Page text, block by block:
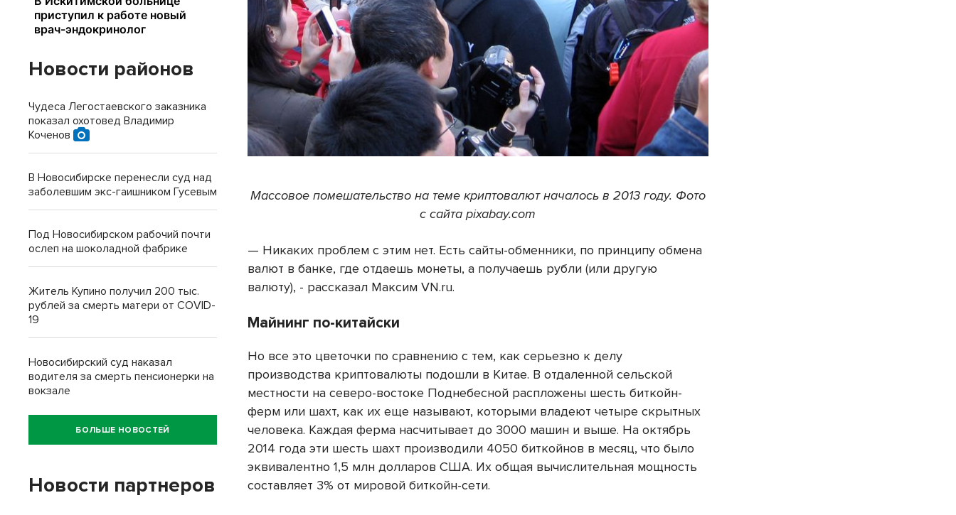
Массовое помешательство на теме криптовалют началось в 2013 году. Фото
с сайта pixabay.com
— Никаких проблем с этим нет. Есть сайты-обменники, по принципу обмена
валют в банке, где отдаешь монеты, а получаешь рубли (или другую
валюту), - рассказал Максим VN.ru.
Майнинг по-китайски
Но все это цветочки по сравнению с тем, как серьезно к делу
производства криптовалюты подошли в Китае. В отдаленной сельской
местности на северо-востоке Поднебесной распложены шесть биткойн-
ферм или шахт, как их еще называют, которыми владеют четыре скрытных
человека. Каждая ферма насчитывает до 3000 машин и выше. На октябрь
2014 года эти шесть шахт производили 4050 биткойнов в месяц, что было
эквивалентно 1,5 млн долларов США. Их общая вычислительная мощность
составляет 3% от мировой биткойн-сети.
Новости районов
Чудеса Легостаевского заказника
показал охотовед Владимир
Коченов
В Новосибирске перенесли суд над
заболевшим экс-гаишником Гусевым
Под Новосибирском рабочий почти
ослеп на шоколадной фабрике
Житель Купино получил 200 тыс.
рублей за смерть матери от COVID-
19
Новосибирский суд наказал
водителя за смерть пенсионерки на
вокзале
БОЛЬШЕ НОВОСТЕЙ
Новости партнеров